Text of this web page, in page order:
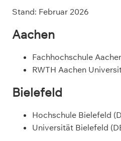
Stand: Februar 2026
Aachen
Fachhochschule
RWTH Aachen
Bielefeld
Hochschule Bielefeld
Universität Bielefeld